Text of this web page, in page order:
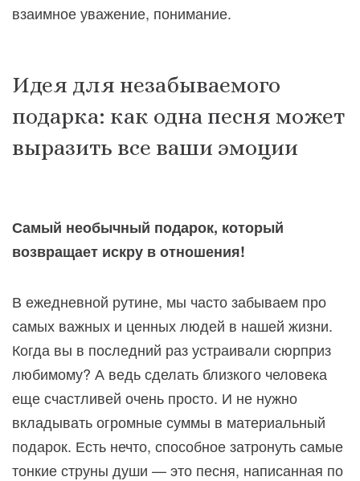
взаимное уважение, понимание.
Идея для незабываемого
подарка: как одна песня может
выразить все ваши эмоции
Самый необычный подарок, который
возвращает искру в отношения!
В ежедневной рутине, мы часто забываем про
самых важных и ценных людей в нашей жизни.
Когда вы в последний раз устраивали сюрприз
любимому? А ведь сделать близкого человека
еще счастливей очень просто. И не нужно
вкладывать огромные суммы в материальный
подарок. Есть нечто, способное затронуть самые
тонкие струны души — это песня, написанная по